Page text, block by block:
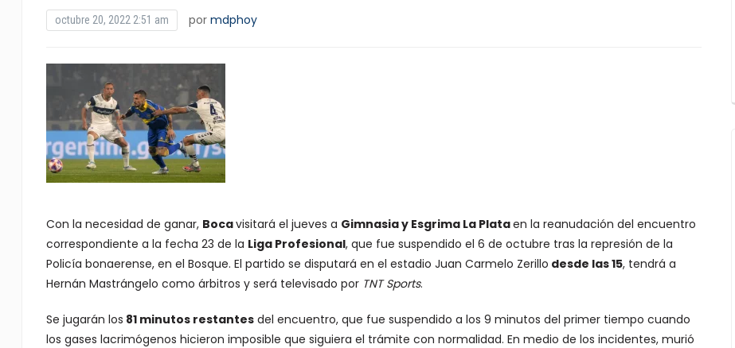
octubre 20, 2022 2:51 am por mdphoy
Con la necesidad de ganar, Bocavisitará el jueves a Gimnasia y Esgrima La Plataen la reanudación del encuentro
correspondiente a la fecha 23 de la Liga Profesional, que fue suspendido el 6 de octubre tras la represión de la
Policía bonaerense, en el Bosque. El partido se disputará en el estadio Juan Carmelo Zerillo desde las 15, tendrá a
Hernán Mastrángelo como árbitros y será televisado por TNT Sports.
Se jugarán los 81 minutos restantesdel encuentro, que fue suspendido a los 9 minutos del primer tiempo cuando
los gases lacrimógenos hicieron imposible que siguiera el trámite con normalidad. En medio de los incidentes, murió